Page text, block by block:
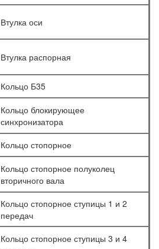
Втулка оси
Втулка распорная
Кольцо Б35
Кольцо блокирующее
синхронизатора
Кольцо стопорное
Кольцо стопорное полуколец
вторичного вала
Кольцо стопорное ступицы 1 и 2
передач
Кольцо стопорное ступицы 3 и 4